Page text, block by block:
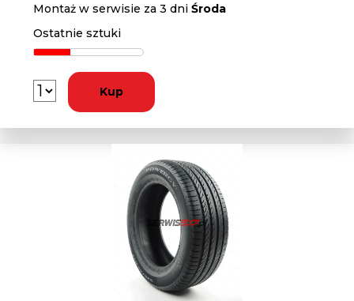
Montaż w serwisie za 3 dniŚroda
Ostatnie sztuki
Kup